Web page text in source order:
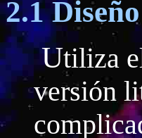
2.1
Utiliza
versión